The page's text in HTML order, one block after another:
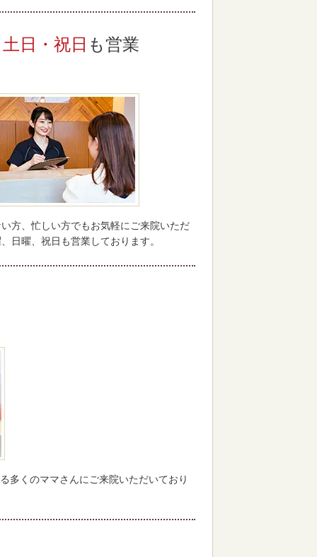
土日・祝日 も営業
方、忙しい方でもお気軽にご来院いただ
日曜、祝日も営業しております。
多くのママさんにご来院いただいており